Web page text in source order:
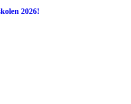
2026!